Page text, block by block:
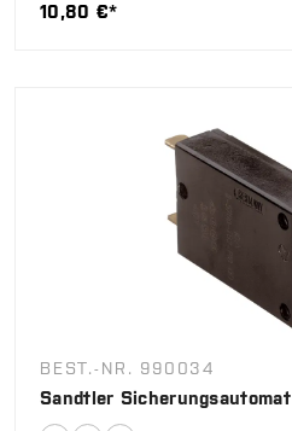
10,80 €*
BEST.-NR. 990034
Sandtler Sicherungsautomat